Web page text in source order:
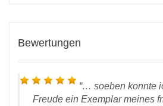
Bewertungen
… soeben konnte
Freude ein Exemplar meines